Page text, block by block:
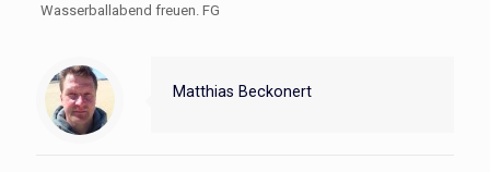
Wasserballabend freuen. FG
Matthias Beckonert